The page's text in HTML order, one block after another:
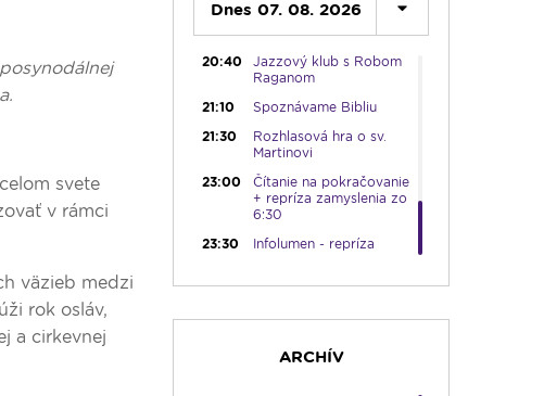
svete
v rámci
väzieb medzi
rok osláv,
a cirkevnej
Dnes 07. 08. 2026
20:10
Večera u Slováka
20:40
Jazzový klub s Robom
Raganom
21:10
Spoznávame Bibliu
21:30
Rozhlasová hra o sv.
Martinovi
23:00
Čítanie na pokračovanie
+ repríza zamyslenia zo
6:30
23:30
Infolumen - repríza
ARCHÍV